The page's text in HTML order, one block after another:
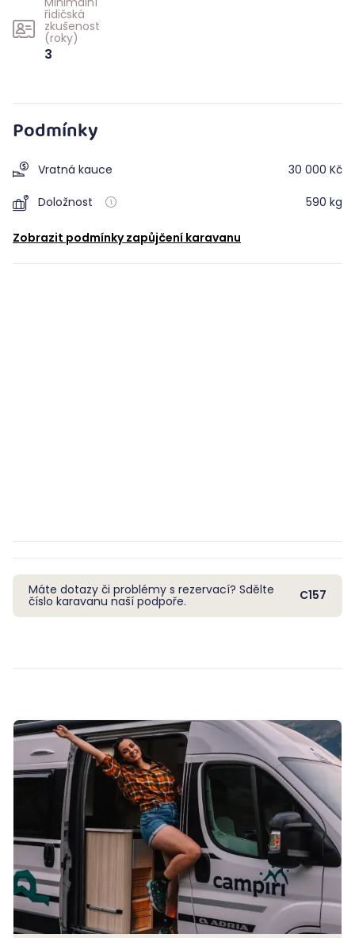
řidičská
zkušenost
(roky)
3
Podmínky
Vratná kauce 30 000 Kč
Doložnost 590 kg
Zobrazit podmínky zapůjčení karavanu
Máte dotazy či problémy s rezervací? Sdělte
číslo karavanu naší podpoře. C157